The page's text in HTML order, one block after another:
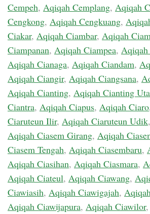
Cempeh, Aqiqah Cemplang, Aqiqah
Cengkong, Aqiqah Cengkuang,
Ciakar, Aqiqah Ciambar, Aqiqah
Ciampanan, Aqiqah Ciampea,
Aqiqah Cianaga, Aqiqah Ciandam,
Aqiqah Ciangir, Aqiqah Ciangsana,
Aqiqah Cianting, Aqiqah Cianting
Ciantra, Aqiqah Ciapus, Aqiqah Ciaro
Ciaruteun Ilir, Aqiqah Ciaruteun Udik,
Aqiqah Ciasem Girang, Aqiqah
Ciasem Tengah, Aqiqah Ciasembaru,
Aqiqah Ciasihan, Aqiqah Ciasmara,
Aqiqah Ciateul, Aqiqah Ciawang,
Ciawiasih, Aqiqah Ciawigajah,
Aqiqah Ciawijapura, Aqiqah Ciawilor,